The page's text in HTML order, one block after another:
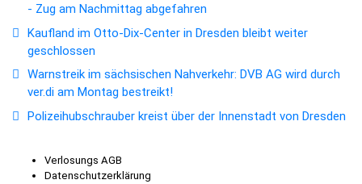
- Zug am Nachmittag abgefahren
Kaufland im Otto-Dix-Center in Dresden bleibt weiter
geschlossen
Warnstreik im sächsischen Nahverkehr: DVB AG wird durch
ver.di am Montag bestreikt!
Polizeihubschrauber kreist über der Innenstadt von Dresden
Verlosungs AGB
Datenschutzerklärung